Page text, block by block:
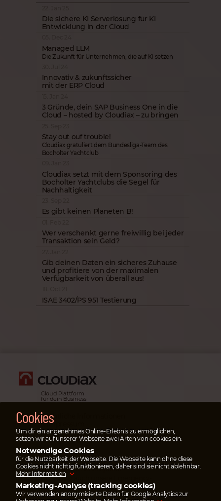
Die sichere KI Serverlösung für KI
Entwicklung in der Cloud
Managed LLM
Die Zukunft für Unternehmen, die auf KI setzen
Innovativ & zukunftssicher
mit der ERP Cloud
3 Gründe, dein SAP Business One in die
Cloud – hosted by Cloudiax – zu bringen
Stay out ouf trouble!
Cloudiax gratuliert dem Bundesliga-Team des
Bocholter Yachtclub
Cloudiax setzt mit dem Sponsoring des
Bocholter Yachtclubs die Segel für
Nachhaltigkeit
Es gibt keinen Planeten B!
Wer verschenkt gerne freiwillig bei jeder
Transaktion sein Geld?
Gib deinen Daten ein sicheres Zuhause
und profitiere von der maximalen
Verfügbarkeit von überall aus!
ISAE 3402/PS 951 Testierung
Cloud Plattform
für dein Business
Rechtliche Informationen
& Impressum
Datenschutz­erklärung
Notfälle
Im Notfallöffne bitte
ein Ticketim Serviceportal.
Du kannst auch unsere Emergency-
Hotlineanrufen.
Cookies
Um dir ein angenehmes Online-Erlebnis zu ermöglichen,
setzen wir auf unserer Webseite zwei Arten von cookies ein:
Notwendige Cookies
für die Nutzbarkeit der Webseite. Die Webseite kann ohne diese
Cookies nicht richtig funktionieren, daher sind sie nicht ablehnbar.
Mehr Information
Marketing-Analyse (tracking cookies)
Wir verwenden anonymisierte Daten für Google Analytics zur